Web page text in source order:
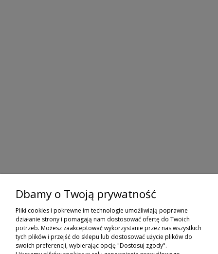
ZAPISZ SIĘ DO NEWSLETTERA
ZAPISZ SIĘ
ZAKUPY
Dbamy o Twoją prywatność
Pliki cookies i pokrewne im technologie umożliwiają poprawne
działanie strony i pomagają nam dostosować ofertę do Twoich
potrzeb. Możesz zaakceptować wykorzystanie przez nas wszystkich
tych plików i przejść do sklepu lub dostosować użycie plików do
swoich preferencji, wybierając opcję "Dostosuj zgody".